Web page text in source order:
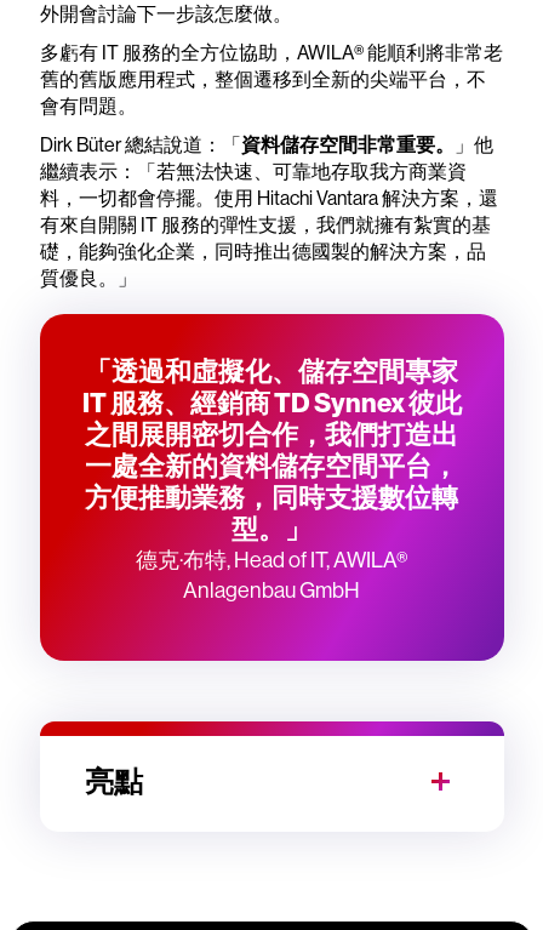
外開會討論下一步該怎麼做。
多虧有 IT 服務的全方位協助，AWILA® 能順利將非常老
舊的舊版應用程式，整個遷移到全新的尖端平台，不
會有問題。
Dirk Büter 總結說道：「資料儲存空間非常重要。
」他
繼續表示：「若無法快速、可靠地存取我方商業資
料，一切都會停擺。使用 Hitachi Vantara 解決方案，還
有來自開關 IT 服務的彈性支援，我們就擁有紮實的基
礎，能夠強化企業，同時推出德國製的解決方案，品
質優良。」
「透過和虛擬化、儲存空間專家
IT 服務、經銷商 TD Synnex 彼此
之間展開密切合作，我們打造出
一處全新的資料儲存空間平台，
方便推動業務，同時支援數位轉
型。」
德克·布特, Head of IT, AWILA®
Anlagenbau GmbH
亮點